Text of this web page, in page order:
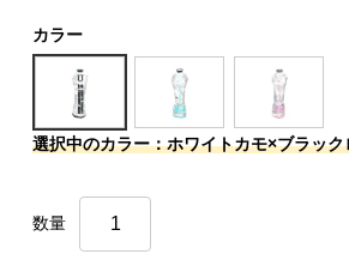
カラー
選択中のカラー：ホワイトカモ×ブラック
数量